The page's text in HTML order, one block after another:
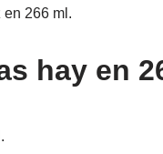
en 266 ml.
hay en